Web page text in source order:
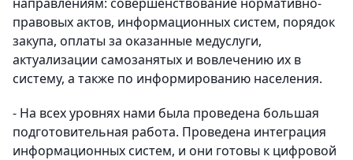
правовых актов, информационных систем, порядок
закупа, оплаты за оказанные медуслуги,
актуализации самозанятых и вовлечению их в
систему, а также по информированию населения.
- На всех уровнях нами была проведена большая
подготовительная работа. Проведена интеграция
информационных систем, и они готовы к цифровой